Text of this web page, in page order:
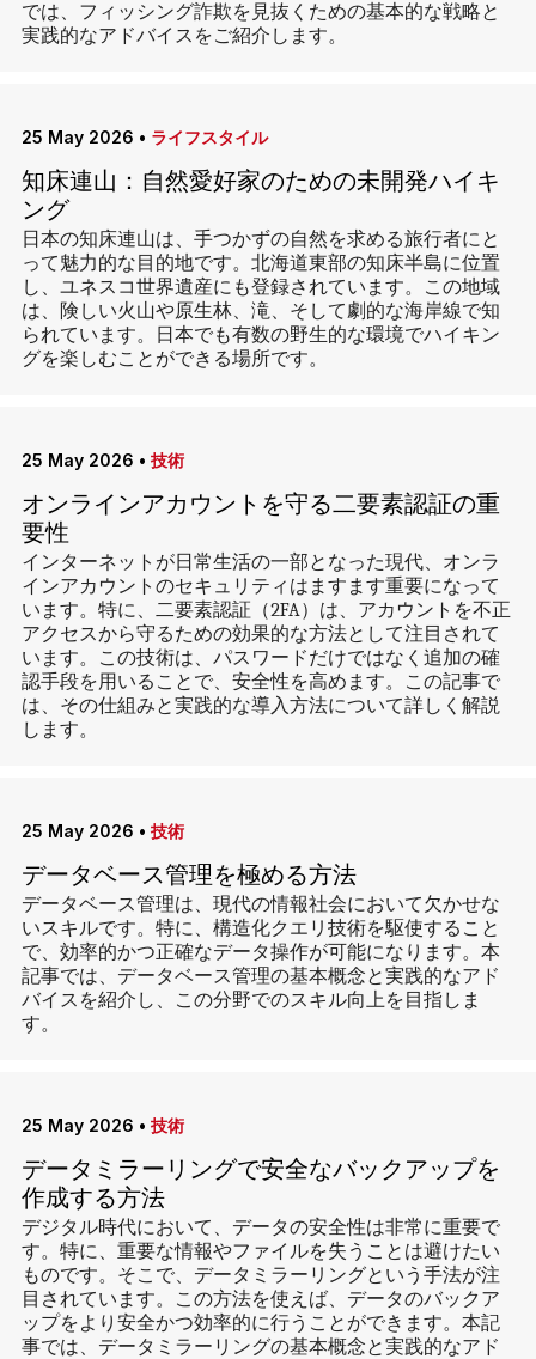
では、フィッシング詐欺を見抜くための基本的な戦略と
実践的なアドバイスをご紹介します。
25 May 2026 • ライフスタイル
知床連山：自然愛好家のための未開発ハイキ
ング
日本の知床連山は、手つかずの自然を求める旅行者にと
って魅力的な目的地です。北海道東部の知床半島に位置
し、ユネスコ世界遺産にも登録されています。この地域
は、険しい火山や原生林、滝、そして劇的な海岸線で知
られています。日本でも有数の野生的な環境でハイキン
グを楽しむことができる場所です。
25 May 2026 • 技術
オンラインアカウントを守る二要素認証の重
要性
インターネットが日常生活の一部となった現代、オンラ
インアカウントのセキュリティはますます重要になって
います。特に、二要素認証（2FA）は、アカウントを不正
アクセスから守るための効果的な方法として注目されて
います。この技術は、パスワードだけではなく追加の確
認手段を用いることで、安全性を高めます。この記事で
は、その仕組みと実践的な導入方法について詳しく解説
します。
25 May 2026 • 技術
データベース管理を極める方法
データベース管理は、現代の情報社会において欠かせな
いスキルです。特に、構造化クエリ技術を駆使すること
で、効率的かつ正確なデータ操作が可能になります。本
記事では、データベース管理の基本概念と実践的なアド
バイスを紹介し、この分野でのスキル向上を目指しま
す。
25 May 2026 • 技術
データミラーリングで安全なバックアップを
作成する方法
デジタル時代において、データの安全性は非常に重要で
す。特に、重要な情報やファイルを失うことは避けたい
ものです。そこで、データミラーリングという手法が注
目されています。この方法を使えば、データのバックア
ップをより安全かつ効率的に行うことができます。本記
事では、データミラーリングの基本概念と実践的なアド